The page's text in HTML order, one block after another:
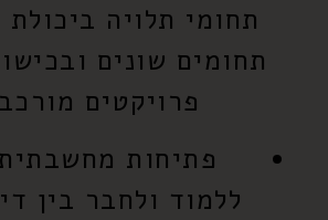
תחומי תלויה ביכולת
תחומים שונים
פרויקטים
פתיחות
ללמוד ולחבר בין